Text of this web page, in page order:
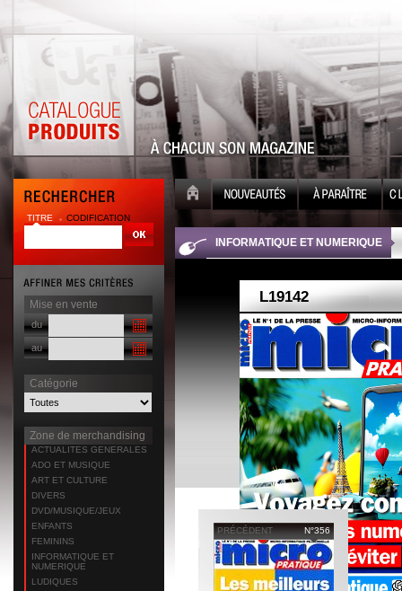
TITRE CODIFICATION
Mise en vente
du
au
Catégorie
Zone de merchandising
ACTUALITES GENERALES
ADO ET MUSIQUE
ART ET CULTURE
DIVERS
DVD/MUSIQUE/JEUX
ENFANTS
FEMININS
INFORMATIQUE ET
NUMERIQUE
LUDIQUES
INFORMATIQUE ET NUMERIQUE
PRÉCÉDENT N°356